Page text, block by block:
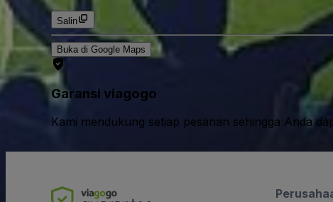
Salin
Buka di Google Maps
Garansi viagogo
Kami mendukung setiap pesanan sehingga Anda